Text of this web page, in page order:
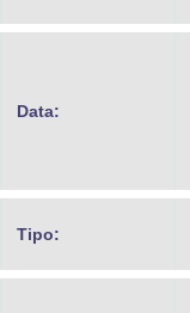
Data:
Tipo: